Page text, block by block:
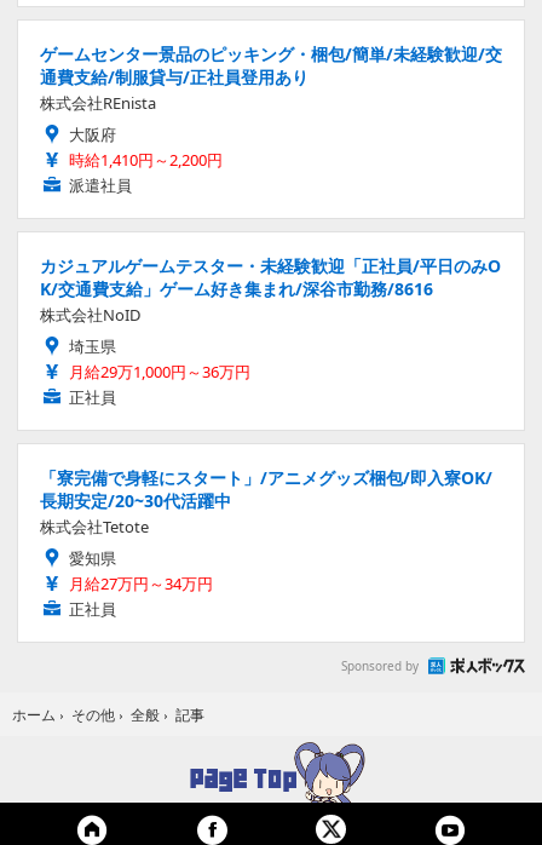
ゲームセンター景品のピッキング・梱包/簡単/未経験歓迎/交
通費支給/制服貸与/正社員登用あり
株式会社REnista
大阪府
時給1,410円～2,200円
派遣社員
カジュアルゲームテスター・未経験歓迎「正社員/平日のみO
K/交通費支給」ゲーム好き集まれ/深谷市勤務/8616
株式会社NoID
埼玉県
月給29万1,000円～36万円
正社員
「寮完備で身軽にスタート」/アニメグッズ梱包/即入寮OK/
長期安定/20~30代活躍中
株式会社Tetote
愛知県
月給27万円～34万円
正社員
Sponsored by
ホーム › その他 › 全般 › 記事